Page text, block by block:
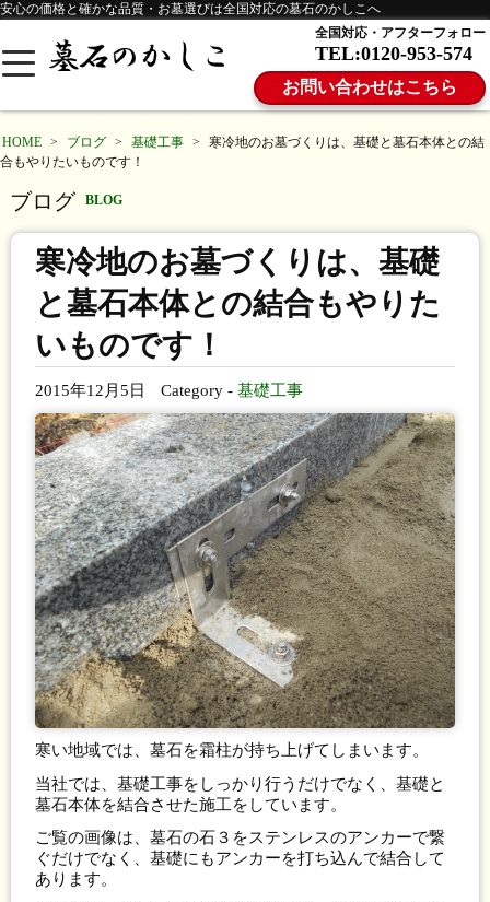
安心の価格と確かな品質・お墓選びは全国対応の墓石のかしこへ
全国対応・アフターフォロー
TEL:0120-953-574
お問い合わせはこちら
HOME > ブログ > 基礎工事 >
寒冷地のお墓づくりは、基礎と墓石本体との結
合もやりたいものです！
ブログ BLOG
寒冷地のお墓づくりは、基礎
と墓石本体との結合もやりた
いものです！
2015年12月5日 Category -基礎工事
寒い地域では、墓石を霜柱が持ち上げてしまいます。
当社では、基礎工事をしっかり行うだけでなく、基礎と
墓石本体を結合させた施工をしています。
ご覧の画像は、墓石の石３をステンレスのアンカーで繋
ぐだけでなく、基礎にもアンカーを打ち込んで結合して
あります。